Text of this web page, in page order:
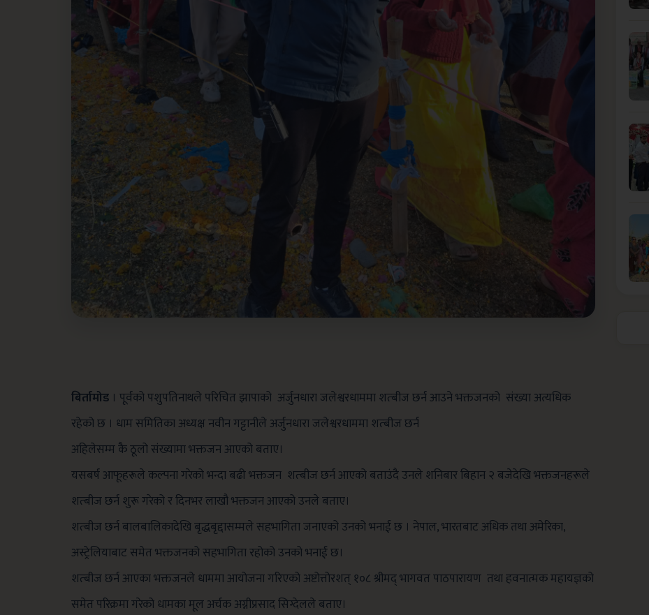
बिर्तामोड । पूर्वको पशुपतिनाथले परिचित झापाको अर्जुनधारा जलेश्वरधाममा शत्बीज छर्न आउने भक्तजनको संख्या अत्यधिक
रहेको छ । धाम समितिका अध्यक्ष नवीन गट्टानीले अर्जुनधारा जलेश्वरधाममाशत्बीज छर्न
अहिलेसम्म कै ठूलो संख्यामा भक्तजन आएको बताए।
यसबर्ष आफूहरूले कल्पना गरेको भन्दा बढी भक्तजन शत्बीज छर्न आएको बताउंदै उनले शनिबार बिहान २ बजेदेखि भक्तजनहरूले
शत्बीज छर्न शुरू गरेको र दिनभर लाखौ भक्तजन आएको उनले बताए।
शत्बीज छर्न बालबालिकादेखि बृद्धबृद्दासम्मले सहभागिता जनाएको उनको भनाई छ । नेपाल, भारतबाट अधिक तथा अमेरिका,
अस्ट्रेलियाबाट समेत भक्तजनको सहभागिता रहोको उनको भनाई छ।
शत्बीज छर्न आएका भक्तजनलेधाममा आयोजना गरिएको अष्टोत्तोरशत् १०८ श्रीमद् भागवत पाठपारायण तथा हवनात्मक महायज्ञको
समेत परिक्रमा गरेको धामका मूल अर्चक अग्नीप्रसाद सिग्देलले बताए।